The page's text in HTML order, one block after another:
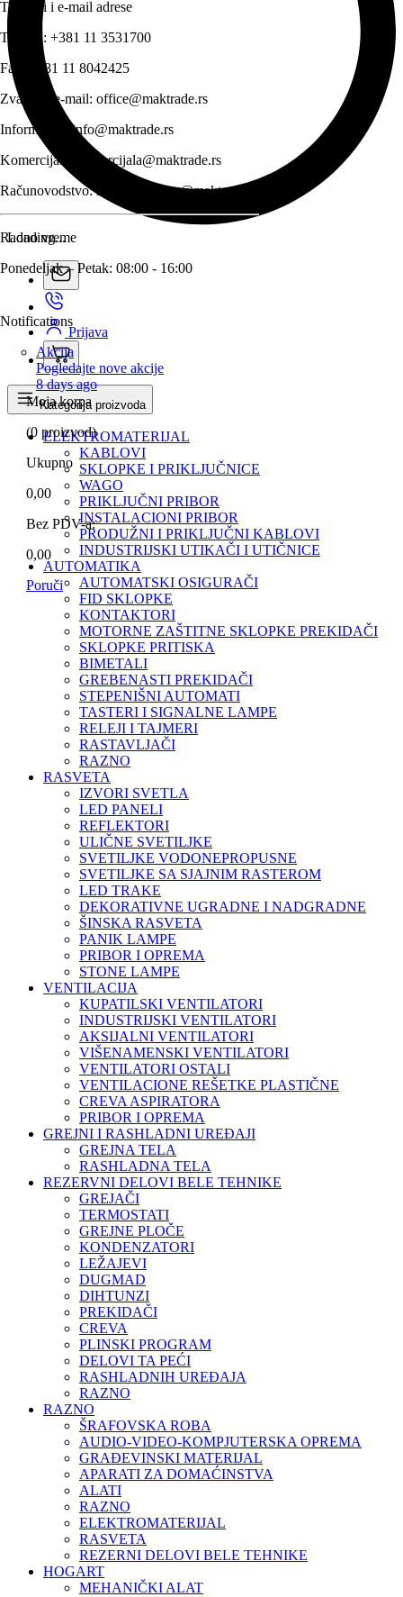
Telefoni i e-mail adrese
Telefon: +381 11 3531700
Fax:
+381 11 8042425
Zvanični e-mail: office@maktrade.rs
Informacije:
info@maktrade.rs
Komercijala:
komercijala@maktrade.rs
Računovodstvo:racunovodstvo@maktrade.rs
Radno vreme
Ponedeljak – Petak: 08:00 - 16:00
Loading...
Notifications
Akcija
Pogledajte nove akcije
8 days ago
Prijava
Moja korpa
(0 proizvod)
Ukupno
0,00
Bez PDV-a:
0,00
Poruči
Kategorija proizvoda
ELEKTROMATERIJAL
KABLOVI
SKLOPKE I PRIKLJUČNICE
WAGO
PRIKLJUČNI PRIBOR
INSTALACIONI PRIBOR
PRODUŽNI I PRIKLJUČNI KABLOVI
INDUSTRIJSKI UTIKAČI I UTIČNICE
AUTOMATIKA
AUTOMATSKI OSIGURAČI
FID SKLOPKE
KONTAKTORI
MOTORNE ZAŠTITNE SKLOPKE PREKIDAČI
SKLOPKE PRITISKA
BIMETALI
GREBENASTI PREKIDAČI
STEPENIŠNI AUTOMATI
TASTERI I SIGNALNE LAMPE
RELEJI I TAJMERI
RASTAVLJAČI
RAZNO
RASVETA
IZVORI SVETLA
LED PANELI
REFLEKTORI
ULIČNE SVETILJKE
SVETILJKE VODONEPROPUSNE
SVETILJKE SA SJAJNIM RASTEROM
LED TRAKE
DEKORATIVNE UGRADNE I NADGRADNE
ŠINSKA RASVETA
PANIK LAMPE
PRIBOR I OPREMA
STONE LAMPE
VENTILACIJA
KUPATILSKI VENTILATORI
INDUSTRIJSKI VENTILATORI
AKSIJALNI VENTILATORI
VIŠENAMENSKI VENTILATORI
VENTILATORI OSTALI
VENTILACIONE REŠETKE PLASTIČNE
CREVA ASPIRATORA
PRIBOR I OPREMA
GREJNI I RASHLADNI UREĐAJI
GREJNA TELA
RASHLADNA TELA
REZERVNI DELOVI BELE TEHNIKE
GREJAČI
TERMOSTATI
GREJNE PLOČE
KONDENZATORI
LEŽAJEVI
DUGMAD
DIHTUNZI
PREKIDAČI
CREVA
PLINSKI PROGRAM
DELOVI TA PEĆI
RASHLADNIH UREĐAJA
RAZNO
RAZNO
ŠRAFOVSKA ROBA
AUDIO-VIDEO-KOMPJUTERSKA OPREMA
GRAĐEVINSKI MATERIJAL
APARATI ZA DOMAĆINSTVA
ALATI
RAZNO
ELEKTROMATERIJAL
RASVETA
REZERNI DELOVI BELE TEHNIKE
HOGART
MEHANIČKI ALAT